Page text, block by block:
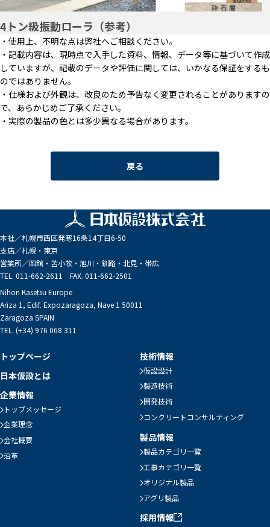
4トン級振動ローラ（参考）
・使用上、不明な点は弊社へご相談ください。
・記載内容は、現時点で入手した資料、情報、データ等に基づいて作成
していますが、記載のデータや評価に関しては、いかなる保証をするも
のではありません。
・仕様および外観は、改良のため予告なく変更されることがありますの
で、あらかじめご了承ください。
・実際の製品の色とは多少異なる場合があります。
戻る
本社／札幌市西区発寒16条14丁目6-50
支店／札幌・東京
営業所／函館・苫小牧・旭川・釧路・北見・帯広
TEL. 011-662-2611 FAX. 011-662-2501
Nihon Kasetsu Europe
Ariza 1, Edif. Expozaragoza, Nave 1 50011
Zaragoza SPAIN
TEL. (+34) 976 068 311
トップページ
日本仮設とは
企業情報
トップメッセージ
企業理念
会社概要
沿革
技術情報
仮設設計
製造技術
開発技術
コンクリートコンサルティング
製品情報
製品カテゴリ一覧
工事カテゴリ一覧
オリジナル製品
アグリ製品
採用情報